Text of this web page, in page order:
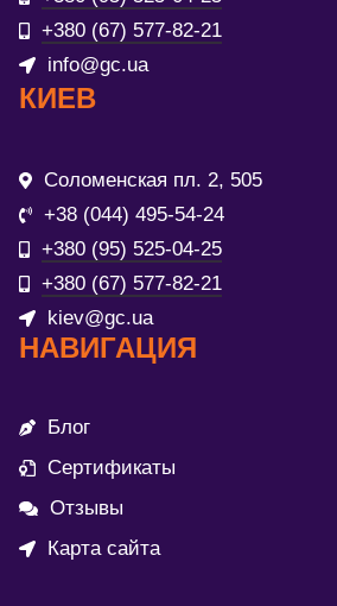
+380 (67) 577-82-21
info@gc.ua
КИЕВ
Соломенская пл. 2, 505
+38 (044) 495-54-24
+380 (95) 525-04-25
+380 (67) 577-82-21
kiev@gc.ua
НАВИГАЦИЯ
Блог
Сертификаты
Отзывы
Карта сайта